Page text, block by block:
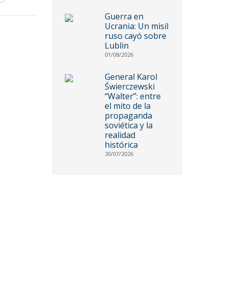
Guerra en
Ucrania: Un misil
ruso cayó sobre
Lublin
01/08/2026
General Karol
Świerczewski
“Walter”: entre
el mito de la
propaganda
soviética y la
realidad
histórica
30/07/2026